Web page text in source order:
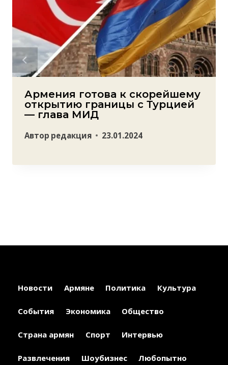
Армения готова к скорейшему
открытию границы с Турцией
— глава МИД
Автор редакция 23.01.2024
Новости Армяне Политика Культура
События Экономика Общество
Страна армян Спорт Интервью
Развлечения Шоубизнес Любопытно